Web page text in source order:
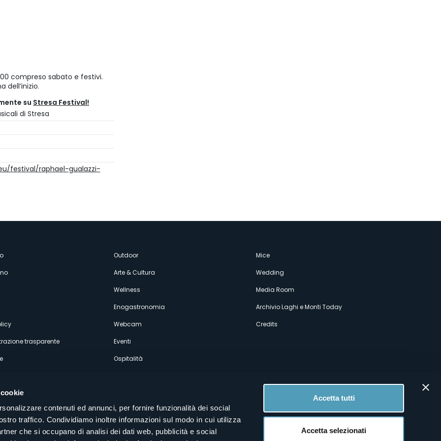
contenuti ed annunci, per fornire funzionalità dei social
traffico. Condividiamo inoltre informazioni sul modo in cui utilizza
che si occupano di analisi dei dati web, pubblicità e social
Accetta tutti
Accetta selezionati
compreso sabato e festivi.
dell’inizio.
su Stresa Festival!
di Stresa
festival/raphael-gualazzi-
trasparente
Outdoor
Arte & Cultura
Wellness
Enogastronomia
Webcam
Eventi
Ospitalità
Mice
Wedding
Media Room
Archivio Laghi e Monti Today
Credits
Seguici sui nostri canali social